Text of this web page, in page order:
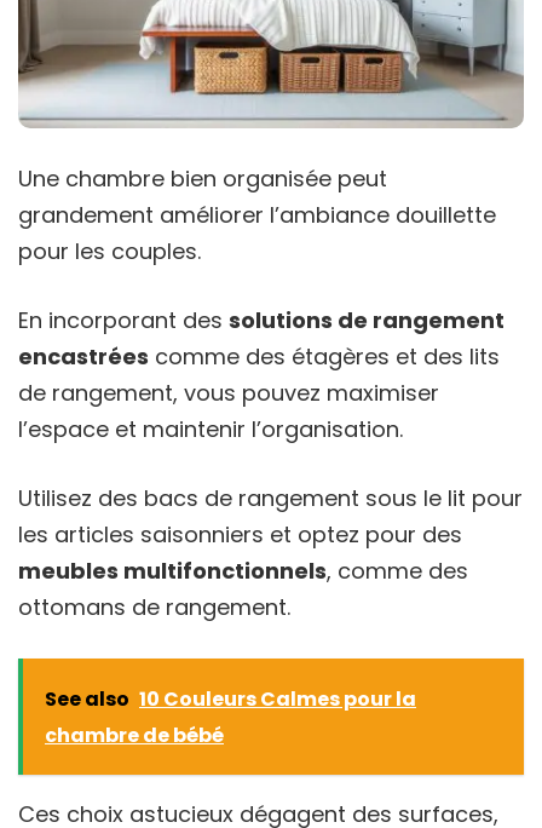
Une chambre bien organisée peut
grandement améliorer l’ambiance douillette
pour les couples.
En incorporant des solutions de rangement
encastrées comme des étagères et des lits
de rangement, vous pouvez maximiser
l’espace et maintenir l’organisation.
Utilisez des bacs de rangement sous le lit pour
les articles saisonniers et optez pour des
meubles multifonctionnels, comme des
ottomans de rangement.
See also 10 Couleurs Calmes pour la
chambre de bébé
Ces choix astucieux dégagent des surfaces,